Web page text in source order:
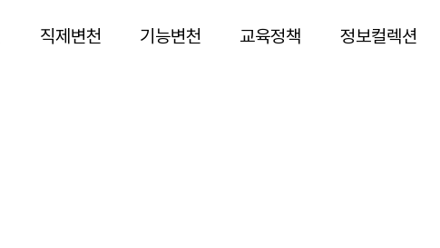
직제변천 기능변천 교육정책 정보컬렉션